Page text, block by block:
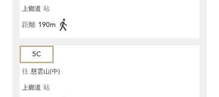
上鄉道 站
距離 190m
5C
往 慈雲山(中)
上鄉道 站